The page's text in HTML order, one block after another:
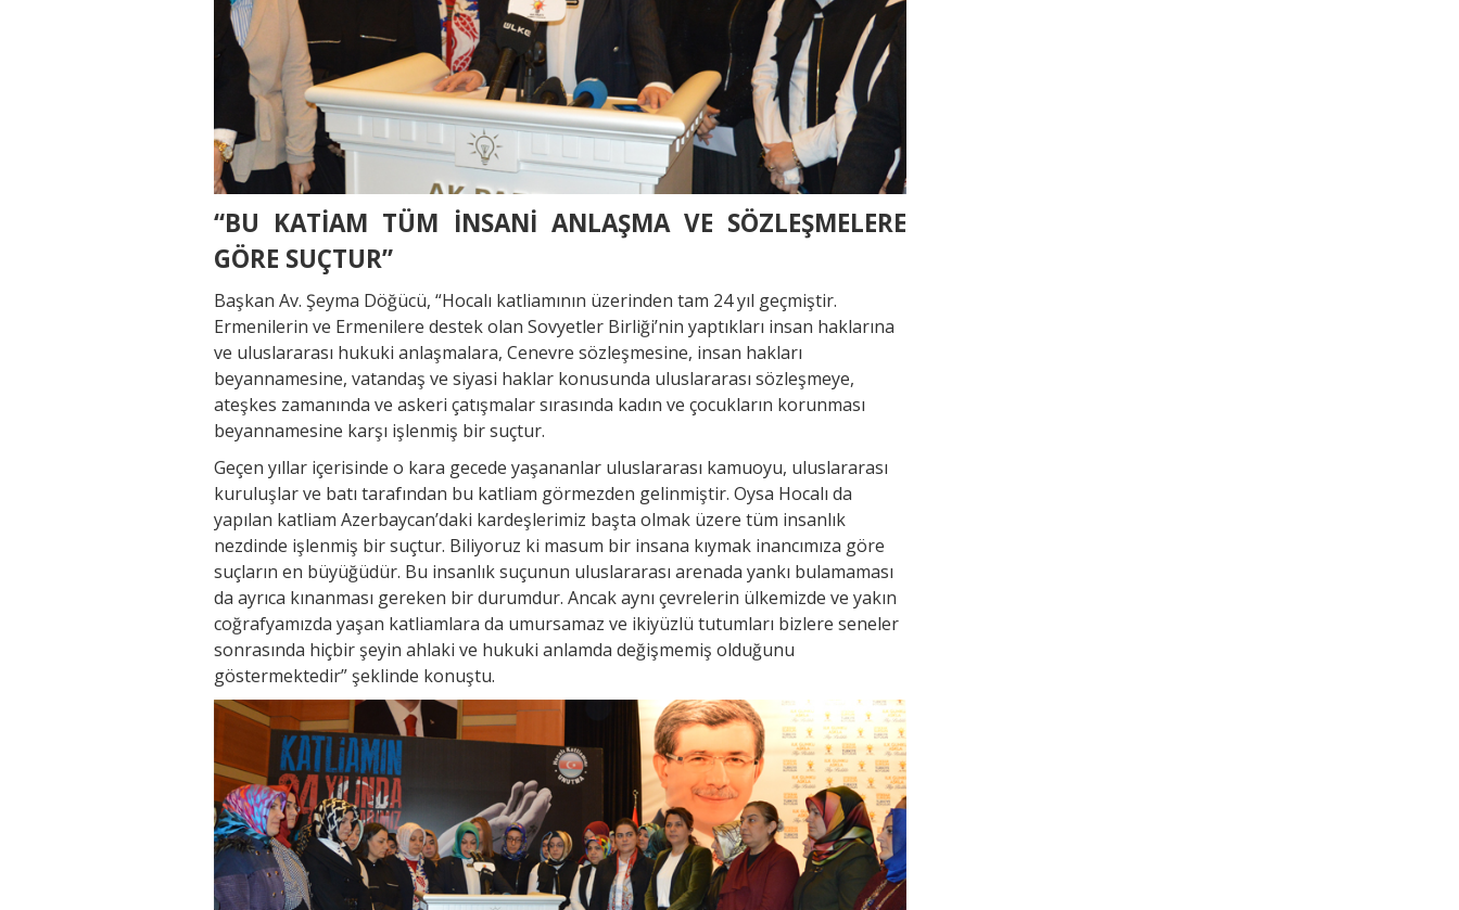
“BU KATİAM TÜM İNSANİ ANLAŞMA VE SÖZLEŞMELERE
GÖRE SUÇTUR”
Başkan Av. Şeyma Döğücü, “Hocalı katliamının üzerinden tam 24 yıl geçmiştir.
Ermenilerin ve Ermenilere destek olan Sovyetler Birliği’nin yaptıkları insan haklarına
ve uluslararası hukuki anlaşmalara, Cenevre sözleşmesine, insan hakları
beyannamesine, vatandaş ve siyasi haklar konusunda uluslararası sözleşmeye,
ateşkes zamanında ve askeri çatışmalar sırasında kadın ve çocukların korunması
beyannamesine karşı işlenmiş bir suçtur.
Geçen yıllar içerisinde o kara gecede yaşananlar uluslararası kamuoyu, uluslararası
kuruluşlar ve batı tarafından bu katliam görmezden gelinmiştir. Oysa Hocalı da
yapılan katliam Azerbaycan’daki kardeşlerimiz başta olmak üzere tüm insanlık
nezdinde işlenmiş bir suçtur. Biliyoruz ki masum bir insana kıymak inancımıza göre
suçların en büyüğüdür. Bu insanlık suçunun uluslararası arenada yankı bulamaması
da ayrıca kınanması gereken bir durumdur. Ancak aynı çevrelerin ülkemizde ve yakın
coğrafyamızda yaşan katliamlara da umursamaz ve ikiyüzlü tutumları bizlere seneler
sonrasında hiçbir şeyin ahlaki ve hukuki anlamda değişmemiş olduğunu
göstermektedir” şeklinde konuştu.